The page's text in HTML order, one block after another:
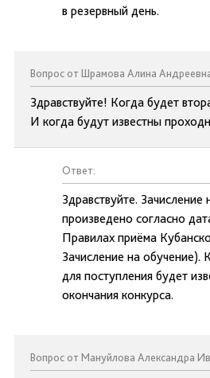
в резервный день.
Вопрос от Шрамова Алина
Здравствуйте! Когда будет
И когда будут известны
Ответ:
Здравствуйте.
произведено согласно
Правилах приёма
Зачисление на обучение).
для поступления будет
окончания конкурса.
Вопрос от Мануйлова Александра